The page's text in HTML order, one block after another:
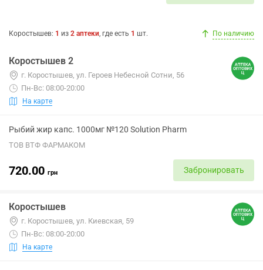
Коростышев: 1 из 2 аптеки, где есть 1 шт. По наличию
Коростышев 2
г. Коростышев, ул. Героев Небесной Сотни, 56
Пн-Вс: 08:00-20:00
На карте
Рыбий жир капс. 1000мг №120 Solution Pharm
ТОВ ВТФ ФАРМАКОМ
720.00 грн Забронировать
Коростышев
г. Коростышев, ул. Киевская, 59
Пн-Вс: 08:00-20:00
На карте